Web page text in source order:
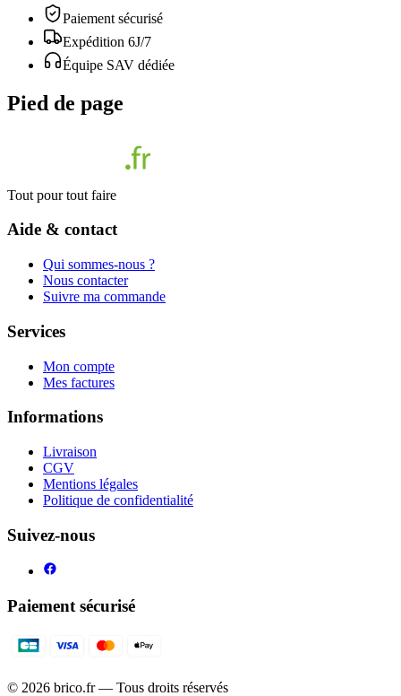
Paiement sécurisé
Expédition 6J/7
Équipe SAV dédiée
Pied de page
Tout pour tout faire
Aide & contact
Qui sommes-nous ?
Nous contacter
Suivre ma commande
Services
Mon compte
Mes factures
Informations
Livraison
CGV
Mentions légales
Politique de confidentialité
Suivez-nous
Paiement sécurisé
© 2026 brico.fr — Tous droits réservés